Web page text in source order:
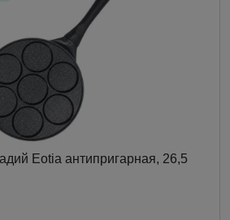
Eotia антипригарная, 26,5